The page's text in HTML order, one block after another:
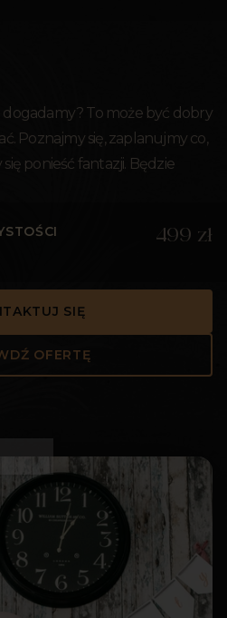
dogadamy? To może być dobry
Poznajmy się, zaplanujmy co,
ponieść fantazji. Będzie
499 zł
SIĘ
OFERTĘ